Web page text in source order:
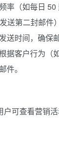
率（如每日 50
送第二封邮件
送时间，确保
据客户行为（
件。
户可查看营销活